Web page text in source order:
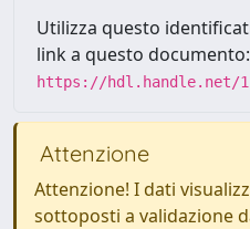
Utilizza questo
link a questo documento:
https://hdl.handle.net/
Attenzione
Attenzione! I dati
sottoposti a validazione